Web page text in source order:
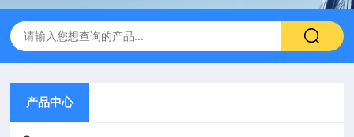
产品中心